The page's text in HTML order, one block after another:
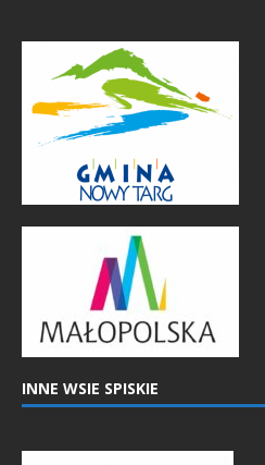
INNE WSIE SPISKIE